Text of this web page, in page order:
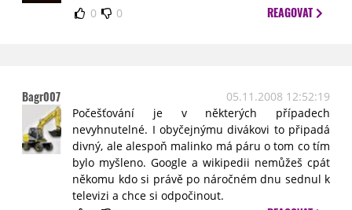
0 0 REAGOVAT
Bagr007
05.11.2008 12:52:19
Počešťování je v některých případech
nevyhnutelné. I obyčejnýmu divákovi to připadá
divný, ale alespoň malinko má páru o tom co tím
bylo myšleno. Google a wikipedii nemůžeš cpát
někomu kdo si právě po náročném dnu sednul k
televizi a chce si odpočinout.